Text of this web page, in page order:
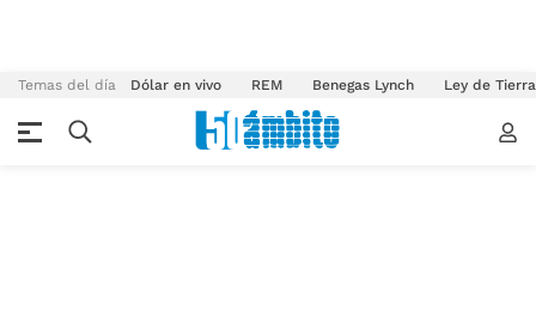
Temas del día Dólar en vivo REM Benegas Lynch Ley de